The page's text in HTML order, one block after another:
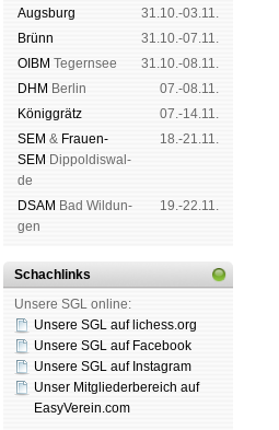
Augs­burg
31.10.-03.11.
Brünn
31.10.-07.11.
OIBM Tegern­see
31.10.-08.11.
DHM Ber­lin
07.-08.11.
König­grätz
07.-14.11.
SEM & Frauen-
SEM Dip­pol­dis­wal­
de
18.-21.11.
DSAM Bad Wil­dun­
gen
19.-22.11.
Schachlinks
Unsere SGL online:
Unsere SGL auf li­chess.org
Unsere SGL auf Face­book
Unsere SGL auf Insta­gram
Unser Mitgliederbereich auf
EasyVerein.com